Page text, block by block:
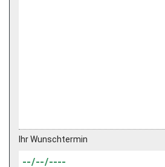
Ihr Wunschtermin